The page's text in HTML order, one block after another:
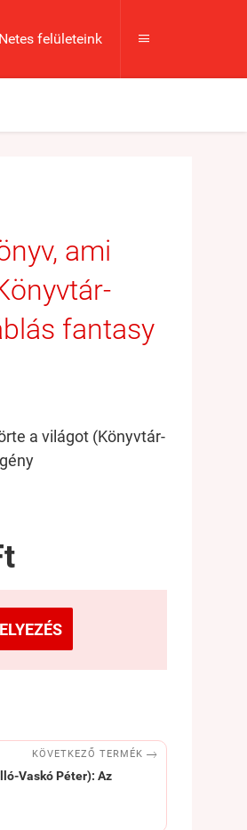
Netes felületeink 
ami
fantasy
a világot (Könyvtár-
KÖVETKEZŐ TERMÉK 
Vaskó Péter): Az